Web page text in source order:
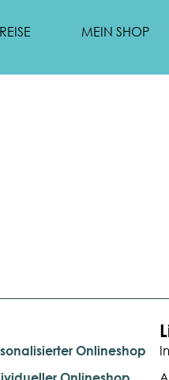
MEIN SHOP
Onlineshop
Onlineshop